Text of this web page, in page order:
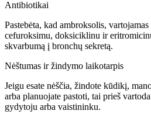
Antibiotikai
Pastebėta, kad ambroksolis,
cefuroksimu, doksiciklinu ir
skvarbumą į bronchų sekretą.
Nėštumas ir žindymo laikotarpis
Jeigu esate nėščia, žindote kūdikį,
arba planuojate pastoti, tai prieš
gydytoju arba vaistininku.